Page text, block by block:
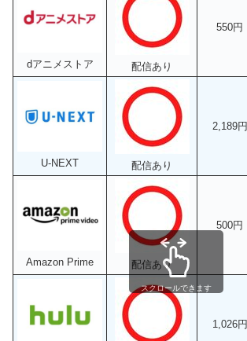
dアニメストア 配信あり
550円
U-NEXT 配信あり
2,189円
Amazon Prime 配信あり
500円
1,026円
スクロールできます